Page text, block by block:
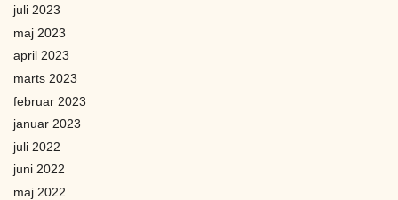
juli 2023
maj 2023
april 2023
marts 2023
februar 2023
januar 2023
juli 2022
juni 2022
maj 2022